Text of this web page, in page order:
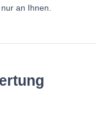
an Ihnen.